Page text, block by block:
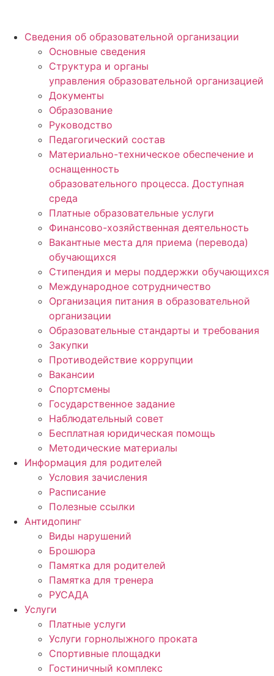
Сведения об образовательной организации
Основные сведения
Структура и органы
управления образовательной организацией
Документы
Образование
Руководство
Педагогический состав
Материально-техническое обеспечение и
оснащенность
образовательного процесса. Доступная
среда
Платные образовательные услуги
Финансово-хозяйственная деятельность
Вакантные места для приема (перевода)
обучающихся
Стипендия и меры поддержки обучающихся
Международное сотрудничество
Организация питания в образовательной
организации
Образовательные стандарты и требования
Закупки
Противодействие коррупции
Вакансии
Спортсмены
Государственное задание
Наблюдательный совет
Бесплатная юридическая помощь
Методические материалы
Информация для родителей
Условия зачисления
Расписание
Полезные ссылки
Антидопинг
Виды нарушений
Брошюра
Памятка для родителей
Памятка для тренера
РУСАДА
Услуги
Платные услуги
Услуги горнолыжного проката
Спортивные площадки
Гостиничный комплекс